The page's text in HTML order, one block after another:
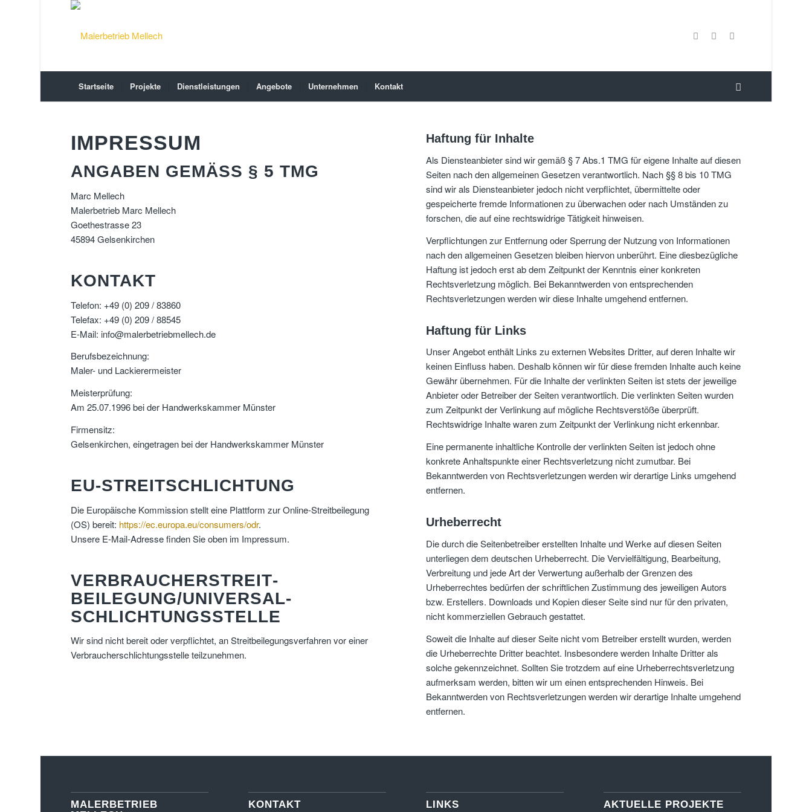
Startseite Projekte Dienstleistungen Angebote Unternehmen Kontakt
IMPRESSUM
ANGABEN GEMÄSS § 5 TMG
Marc Mellech
Malerbetrieb Marc Mellech
Goethestrasse 23
45894 Gelsenkirchen
KONTAKT
Telefon: +49 (0) 209 / 83860
Telefax: +49 (0) 209 / 88545
E-Mail: info@malerbetriebmellech.de
Berufsbezeichnung:
Maler- und Lackierermeister
Meisterprüfung:
Am 25.07.1996 bei der Handwerkskammer Münster
Firmensitz:
Gelsenkirchen, eingetragen bei der Handwerkskammer Münster
EU-STREITSCHLICHTUNG
Die Europäische Kommission stellt eine Plattform zur Online-Streitbeilegung
(OS) bereit: https://ec.europa.eu/consumers/odr.
Unsere E-Mail-Adresse finden Sie oben im Impressum.
VERBRAUCHER­STREIT­
BEILEGUNG/UNIVERSAL­
SCHLICHTUNGS­STELLE
Wir sind nicht bereit oder verpflichtet, an Streitbeilegungsverfahren vor einer
Verbraucherschlichtungsstelle teilzunehmen.
Haftung für Inhalte
Als Diensteanbieter sind wir gemäß § 7 Abs.1 TMG für eigene Inhalte auf diesen
Seiten nach den allgemeinen Gesetzen verantwortlich. Nach §§ 8 bis 10 TMG
sind wir als Diensteanbieter jedoch nicht verpflichtet, übermittelte oder
gespeicherte fremde Informationen zu überwachen oder nach Umständen zu
forschen, die auf eine rechtswidrige Tätigkeit hinweisen.
Verpflichtungen zur Entfernung oder Sperrung der Nutzung von Informationen
nach den allgemeinen Gesetzen bleiben hiervon unberührt. Eine diesbezügliche
Haftung ist jedoch erst ab dem Zeitpunkt der Kenntnis einer konkreten
Rechtsverletzung möglich. Bei Bekanntwerden von entsprechenden
Rechtsverletzungen werden wir diese Inhalte umgehend entfernen.
Haftung für Links
Unser Angebot enthält Links zu externen Websites Dritter, auf deren Inhalte wir
keinen Einfluss haben. Deshalb können wir für diese fremden Inhalte auch keine
Gewähr übernehmen. Für die Inhalte der verlinkten Seiten ist stets der jeweilige
Anbieter oder Betreiber der Seiten verantwortlich. Die verlinkten Seiten wurden
zum Zeitpunkt der Verlinkung auf mögliche Rechtsverstöße überprüft.
Rechtswidrige Inhalte waren zum Zeitpunkt der Verlinkung nicht erkennbar.
Eine permanente inhaltliche Kontrolle der verlinkten Seiten ist jedoch ohne
konkrete Anhaltspunkte einer Rechtsverletzung nicht zumutbar. Bei
Bekanntwerden von Rechtsverletzungen werden wir derartige Links umgehend
entfernen.
Urheberrecht
Die durch die Seitenbetreiber erstellten Inhalte und Werke auf diesen Seiten
unterliegen dem deutschen Urheberrecht. Die Vervielfältigung, Bearbeitung,
Verbreitung und jede Art der Verwertung außerhalb der Grenzen des
Urheberrechtes bedürfen der schriftlichen Zustimmung des jeweiligen Autors
bzw. Erstellers. Downloads und Kopien dieser Seite sind nur für den privaten,
nicht kommerziellen Gebrauch gestattet.
Soweit die Inhalte auf dieser Seite nicht vom Betreiber erstellt wurden, werden
die Urheberrechte Dritter beachtet. Insbesondere werden Inhalte Dritter als
solche gekennzeichnet. Sollten Sie trotzdem auf eine Urheberrechtsverletzung
aufmerksam werden, bitten wir um einen entsprechenden Hinweis. Bei
Bekanntwerden von Rechtsverletzungen werden wir derartige Inhalte umgehend
entfernen.
MALERBETRIEB
KONTAKT LINKS AKTUELLE PROJEKTE